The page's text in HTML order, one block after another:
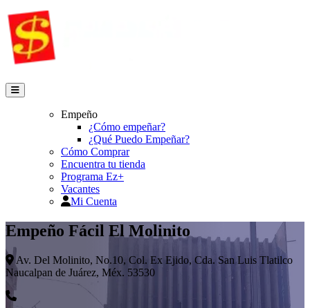
Empeño
¿Cómo empeñar?
¿Qué Puedo Empeñar?
Cómo Comprar
Encuentra tu tienda
Programa Ez+
Vacantes
Mi Cuenta
Empeño Fácil El Molinito
Av. Del Molinito, No.10, Col. Ex Ejido, Cda. San Luis Tlatilco
Naucalpan de Juárez, Méx. 53530